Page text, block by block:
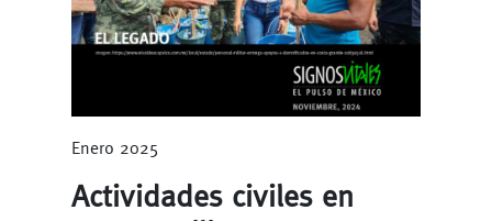
Enero 2025
Actividades civiles en